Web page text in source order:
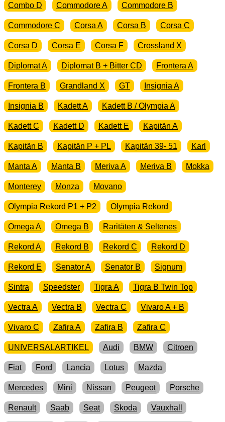
Combo D Commodore A Commodore B
Commodore C Corsa A Corsa B Corsa C
Corsa D Corsa E Corsa F Crossland X
Diplomat A Diplomat B + Bitter CD Frontera A
Frontera B Grandland X GT Insignia A
Insignia B Kadett A Kadett B / Olympia A
Kadett C Kadett D Kadett E Kapitän A
Kapitän B Kapitän P + PL Kapitän 39- 51 Karl
Manta A Manta B Meriva A Meriva B Mokka
Monterey Monza Movano
Olympia Rekord P1 + P2 Olympia Rekord
Omega A Omega B Raritäten & Seltenes
Rekord A Rekord B Rekord C Rekord D
Rekord E Senator A Senator B Signum
Sintra Speedster Tigra A Tigra B Twin Top
Vectra A Vectra B Vectra C Vivaro A + B
Vivaro C Zafira A Zafira B Zafira C
UNIVERSALARTIKEL Audi BMW Citroen
Fiat Ford Lancia Lotus Mazda
Mercedes Mini Nissan Peugeot Porsche
Renault Saab Seat Skoda Vauxhall